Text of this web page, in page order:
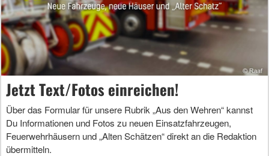
Jetzt Text/Fotos einreichen!
Über das Formular für unsere Rubrik „Aus den Wehren“ kannst
Du Informationen und Fotos zu neuen Einsatzfahrzeugen,
Feuerwehrhäusern und „Alten Schätzen“ direkt an die Redaktion
übermitteln.